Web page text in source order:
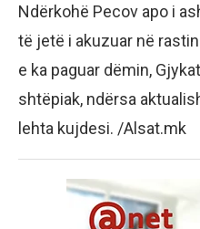
Ndërkohë Pecov apo i
të jetë i akuzuar në
e ka paguar dëmin,
shtëpiak, ndërsa
lehta kujdesi. /Alsat.mk